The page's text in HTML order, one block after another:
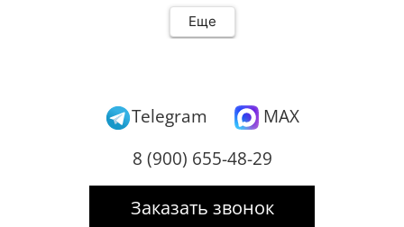
Еще
Telegram
MAX
8 (900) 655-48-29
Заказать звонок